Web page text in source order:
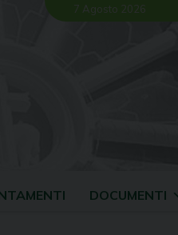
7 Agosto 2026
DOCUMENTI